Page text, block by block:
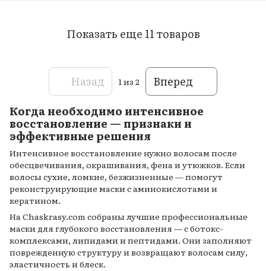
Показать еще 11 товаров
Назад 1 из 2
Вперед
Когда необходимо интенсивное
восстановление — признаки и
эффективные решения
Интенсивное восстановление нужно волосам после
обесцвечивания, окрашивания, фена и утюжков. Если
волосы сухие, ломкие, безжизненные — помогут
реконструирующие маски с аминокислотами и
кератином.
На Chaskrasy.com собраны лучшие профессиональные
маски для глубокого восстановления — с ботокс-
комплексами, липидами и пептидами. Они заполняют
поврежденную структуру и возвращают волосам силу,
эластичность и блеск.